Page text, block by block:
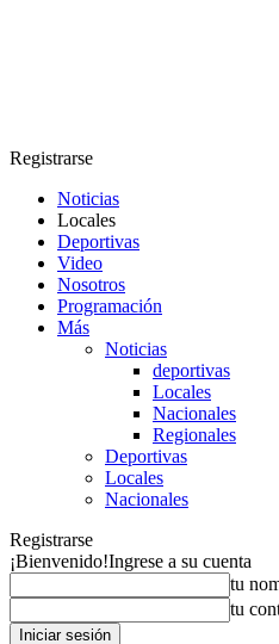
Registrarse
Noticias
Locales
Deportivas
Video
Nosotros
Programación
Más
Noticias
deportivas
Locales
Nacionales
Regionales
Deportivas
Locales
Nacionales
Registrarse
¡Bienvenido!Ingrese a su cuenta
tu
tu